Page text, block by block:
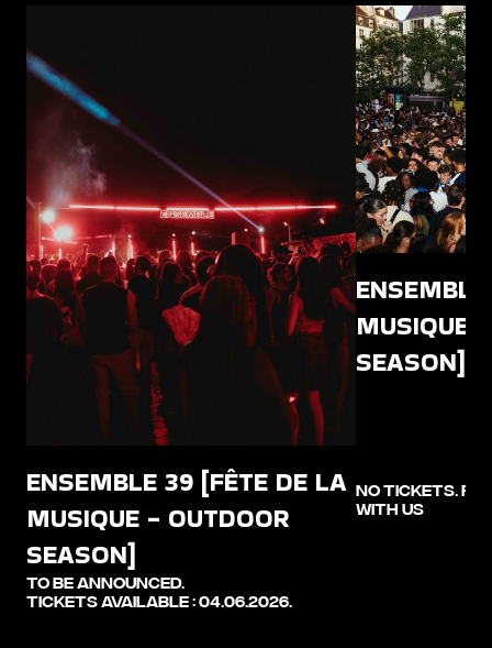
ENSEMBLE 39 [FÊTE DE LA
MUSIQUE - OUTDOOR
SEASON]
TO BE ANNOUNCED.
Tickets available : 04.06.2026.
MUSIQUE
SEASON]
No tickets.
with us